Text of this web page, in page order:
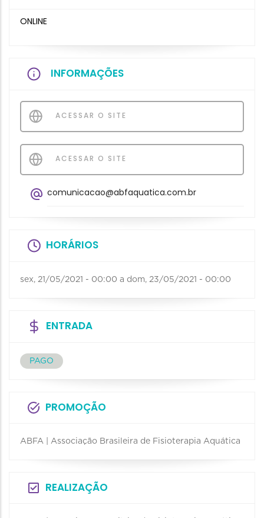
ONLINE
INFORMAÇÕES
ACESSAR O SITE
ACESSAR O SITE
comunicacao@abfaquatica.com.br
HORÁRIOS
sex, 21/05/2021 - 00:00 a dom, 23/05/2021 - 00:00
ENTRADA
PAGO
PROMOÇÃO
ABFA | Associação Brasileira de Fisioterapia Aquática
REALIZAÇÃO